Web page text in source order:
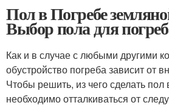
Пол в Погребе
Выбор пола для
Как и в случае с любыми другими
обустройство погреба зависит от
Чтобы решить, из чего сделать пол
необходимо отталкиваться от